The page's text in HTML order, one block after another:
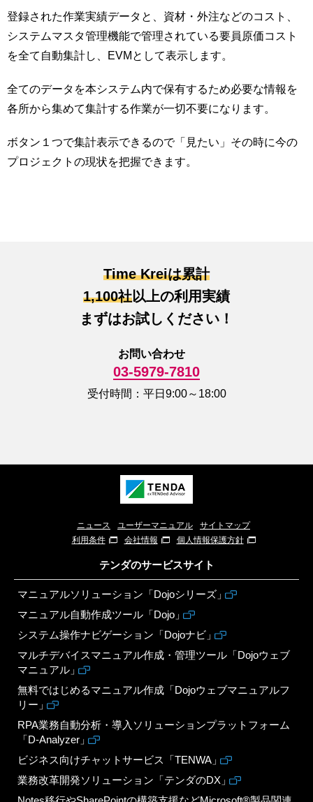
登録された作業実績データと、資材・外注などのコスト、
システムマスタ管理機能で管理されている要員原価コスト
を全て自動集計し、EVMとして表示します。
全てのデータを本システム内で保有するため必要な情報を
各所から集めて集計する作業が一切不要になります。
ボタン１つで集計表示できるので「見たい」その時に今の
プロジェクトの現状を把握できます。
Time Kreiは累計
1,100社以上の利用実績
まずはお試しください！
お問い合わせ
03-5979-7810
受付時間：平日9:00～18:00
ニュース ユーザーマニュアル
サイトマップ
利用条件
会社情報 個人情報保護方針
テンダのサービスサイト
マニュアルソリューション「Dojoシリーズ」
マニュアル自動作成ツール「Dojo」
システム操作ナビゲーション「Dojoナビ」
マルチデバイスマニュアル作成・管理ツール「Dojoウェブ
マニュアル」
無料ではじめるマニュアル作成「Dojoウェブマニュアルフ
リー」
RPA業務自動分析・導入ソリューションプラットフォーム
「D-Analyzer」
ビジネス向けチャットサービス「TENWA」
業務改革開発ソリューション「テンダのDX」